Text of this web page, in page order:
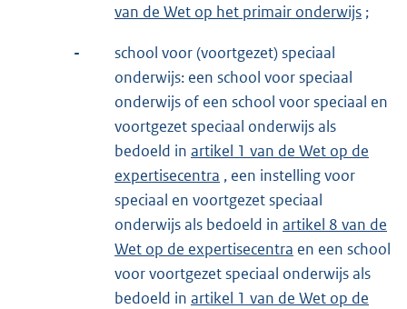
van de Wet op het primair onderwijs ;
-
school voor (voortgezet) speciaal
onderwijs: een school voor speciaal
onderwijs of een school voor speciaal en
voortgezet speciaal onderwijs als
bedoeld in artikel 1 van de Wet op de
expertisecentra , een instelling voor
speciaal en voortgezet speciaal
onderwijs als bedoeld in artikel 8 van de
Wet op de expertisecentra en een school
voor voortgezet speciaal onderwijs als
bedoeld in artikel 1 van de Wet op de